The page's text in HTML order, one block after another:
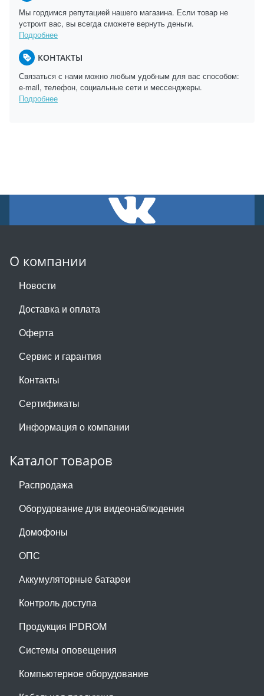
Мы гордимся репутацией нашего магазина. Если товар не
устроит вас, вы всегда сможете вернуть деньги.
Подробнее
КОНТАКТЫ
Связаться с нами можно любым удобным для вас способом:
e-mail, телефон, социальные сети и мессенджеры.
Подробнее
О компании
Новости
Доставка и оплата
Оферта
Сервис и гарантия
Контакты
Сертификаты
Информация о компании
Каталог товаров
Распродажа
Оборудование для видеонаблюдения
Домофоны
ОПС
Аккумуляторные батареи
Контроль доступа
Продукция IPDROM
Системы оповещения
Компьютерное оборудование